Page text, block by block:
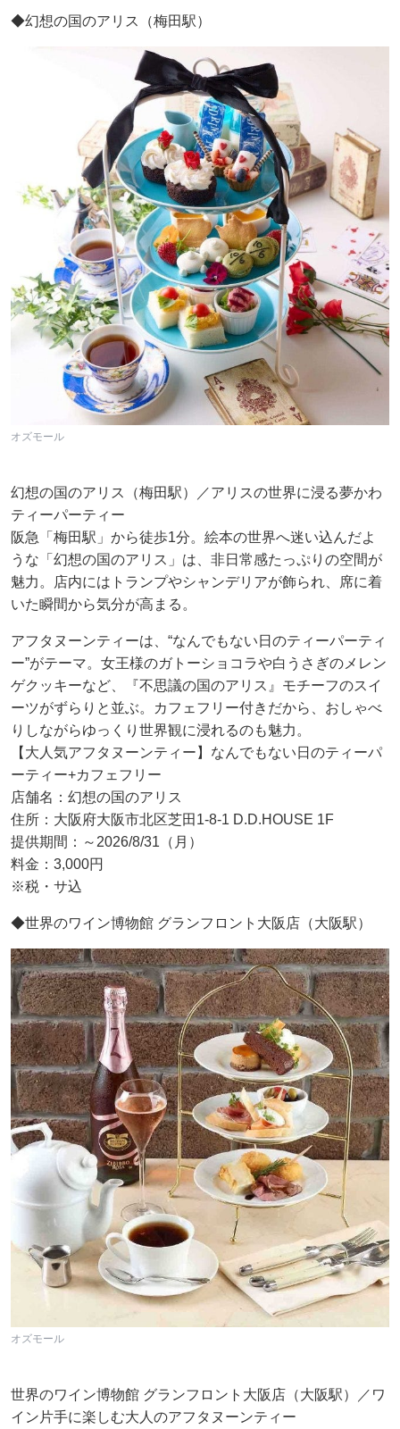
◆幻想の国のアリス（梅田駅）
オズモール
幻想の国のアリス（梅田駅）／アリスの世界に浸る夢かわ
ティーパーティー
阪急「梅田駅」から徒歩1分。絵本の世界へ迷い込んだよ
うな「幻想の国のアリス」は、非日常感たっぷりの空間が
魅力。店内にはトランプやシャンデリアが飾られ、席に着
いた瞬間から気分が高まる。
アフタヌーンティーは、“なんでもない日のティーパーティ
ー”がテーマ。女王様のガトーショコラや白うさぎのメレン
ゲクッキーなど、『不思議の国のアリス』モチーフのスイ
ーツがずらりと並ぶ。カフェフリー付きだから、おしゃべ
りしながらゆっくり世界観に浸れるのも魅力。
【大人気アフタヌーンティー】なんでもない日のティーパ
ーティー+カフェフリー
店舗名：幻想の国のアリス
住所：大阪府大阪市北区芝田1-8-1 D.D.HOUSE 1F
提供期間：～2026/8/31（月）
料金：3,000円
※税・サ込
◆世界のワイン博物館 グランフロント大阪店（大阪駅）
オズモール
世界のワイン博物館 グランフロント大阪店（大阪駅）／ワ
イン片手に楽しむ大人のアフタヌーンティー